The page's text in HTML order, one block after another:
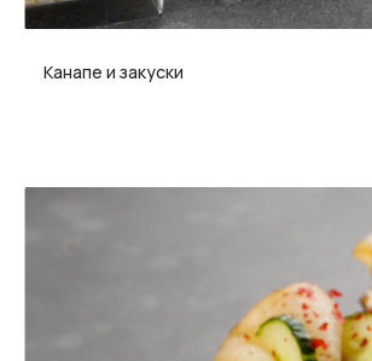
Канапе и закуски